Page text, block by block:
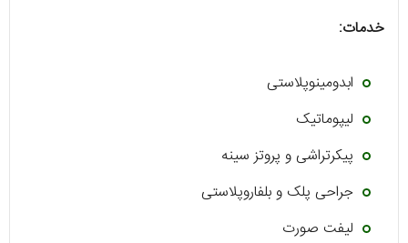
خدمات:
ابدومینوپلاستی
لیپوماتیک
پیکرتراشی و پروتز سینه
جراحی پلک و بلفاروپلاستی
لیفت صورت